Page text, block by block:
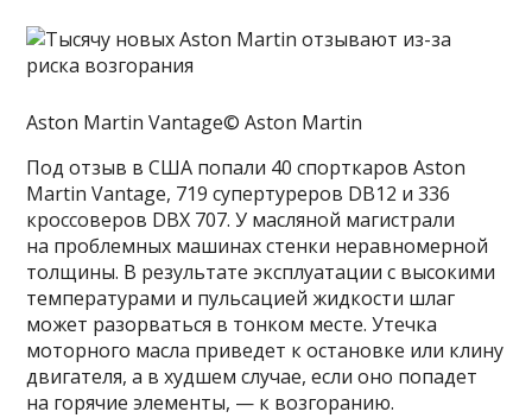
Aston Martin Vantage© Aston Martin
Под отзыв в США попали 40 спорткаров Aston
Martin Vantage, 719 супертуреров DB12 и 336
кроссоверов DBX 707. У масляной магистрали
на проблемных машинах стенки неравномерной
толщины. В результате эксплуатации с высокими
температурами и пульсацией жидкости шлаг
может разорваться в тонком месте. Утечка
моторного масла приведет к остановке или клину
двигателя, а в худшем случае, если оно попадет
на горячие элементы, — к возгоранию.